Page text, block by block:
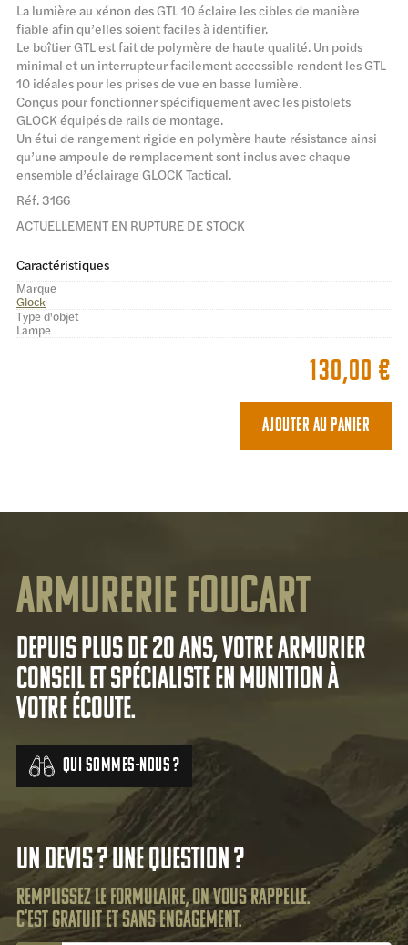
La lumière au xénon des GTL 10 éclaire les cibles de manière
fiable afin qu’elles soient faciles à identifier.
Le boîtier GTL est fait de polymère de haute qualité. Un poids
minimal et un interrupteur facilement accessible rendent les GTL
10 idéales pour les prises de vue en basse lumière.
Conçus pour fonctionner spécifiquement avec les pistolets
GLOCK équipés de rails de montage.
Un étui de rangement rigide en polymère haute résistance ainsi
qu’une ampoule de remplacement sont inclus avec chaque
ensemble d’éclairage GLOCK Tactical.
Réf. 3166
ACTUELLEMENT EN RUPTURE DE STOCK
Caractéristiques
Marque
Glock
Type d'objet
Lampe
130,00€
Ajouter au panier
Armurerie Foucart
Depuis plus de 20 ans, votre armurier
conseil et spécialiste en munition à
votre écoute.
Qui sommes-nous ?
Un devis ? Une question ?
Remplissez le formulaire, on vous rappelle.
C'est gratuit et sans engagement.